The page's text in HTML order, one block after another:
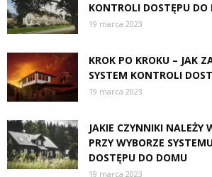
KONTROLI DOSTĘPU DO
19 marca 2023
KROK PO KROKU – JAK
SYSTEM KONTROLI
19 marca 2023
JAKIE CZYNNIKI NALEŻY
PRZY WYBORZE
DOSTĘPU DO DOMU
19 marca 2023